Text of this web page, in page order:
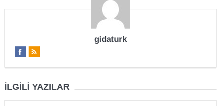
gidaturk
İLGILI YAZILAR